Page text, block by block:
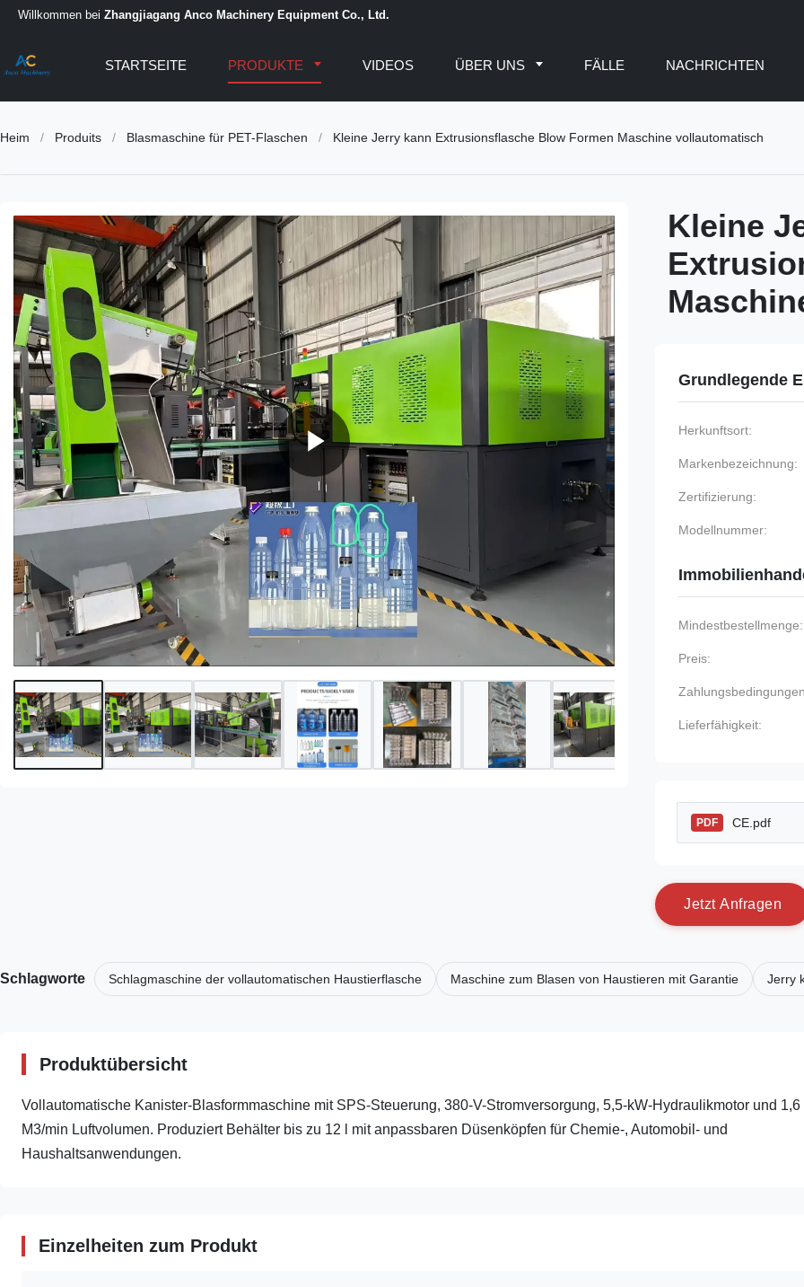
Willkommen bei Zhangjiagang Anco Machinery Equipment Co., Ltd.
STARTSEITE PRODUKTE VIDEOS ÜBER UNS FÄLLE NACHRICHTEN
Heim / Produits / Blasmaschine für PET-Flaschen / Kleine Jerry kann Extrusionsflasche Blow Formen Maschine vollautomatisch
Kleine
Grundlegende
Herkunftsort:
Markenbezeichnung:
Zertifizierung:
Modellnummer:
Mindestbestellmenge:
Preis:
Lieferfähigkeit:
PDF CE.pdf
Jetzt Anfragen
Schlagworte Schlagmaschine der vollautomatischen Haustierflasche Maschine zum Blasen von Haustieren mit Garantie Jerry
Produktübersicht
Vollautomatische Kanister-Blasformmaschine mit SPS-Steuerung, 380-V-Stromversorgung, 5,5-kW-Hydraulikmotor und 1,6
M3/min Luftvolumen. Produziert Behälter bis zu 12 l mit anpassbaren Düsenköpfen für Chemie-, Automobil- und
Haushaltsanwendungen.
Einzelheiten zum Produkt